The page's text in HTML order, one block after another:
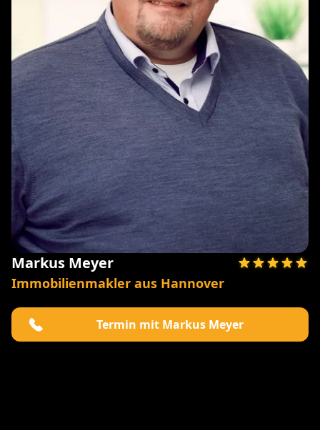
Markus Meyer
Immobilienmakler aus Hannover
Termin mit Markus Meyer